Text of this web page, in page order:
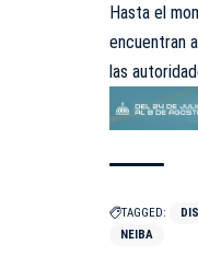
Hasta el
encuentran
las
TAGGED:
NEIBA